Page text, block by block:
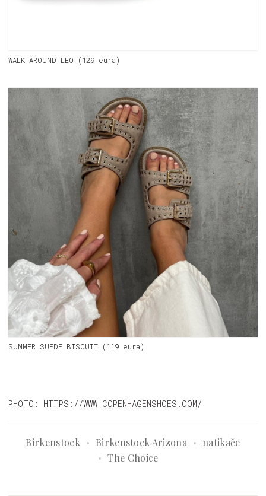
WALK AROUND LEO (129 eura)
SUMMER SUEDE BISCUIT (119 eura)
PHOTO: HTTPS://WWW.COPENHAGENSHOES.COM/
Birkenstock Birkenstock Arizona
natikače
The Choice